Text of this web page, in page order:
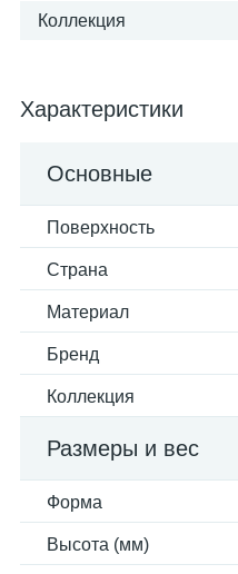
Коллекция
Характеристики
Основные
Поверхность
Страна
Материал
Бренд
Коллекция
Размеры и вес
Форма
Высота (мм)